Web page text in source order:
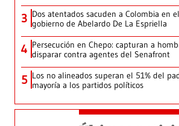
3 Dos atentados sacuden a Colombia en
gobierno de Abelardo De La Espriella
4 Persecución en Chepo: capturan a
disparar contra agentes del Senafront
5 Los no alineados superan el 51% del
mayoría a los partidos políticos